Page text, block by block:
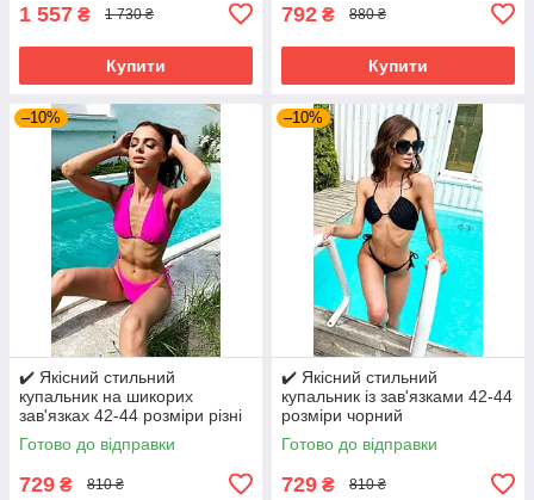
1 557 ₴ 1 730 ₴
Купити
792 ₴ 880 ₴
Купити
–10%
✔️ Якісний стильний
купальник на шикорих
зав'язках 42-44 розміри різні
забарвлення
Готово до відправки
729 ₴ 810 ₴
–10%
✔️ Якісний стильний
купальник із зав'язками 42-44
розміри чорний
Готово до відправки
729 ₴ 810 ₴